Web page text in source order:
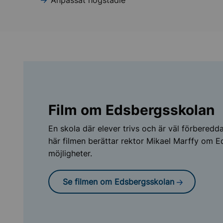
Film om Edsbergsskolan
En skola där elever trivs och är väl
här filmen berättar rektor Mikael Marffy om
möjligheter.
Se filmen om Edsbergsskolan